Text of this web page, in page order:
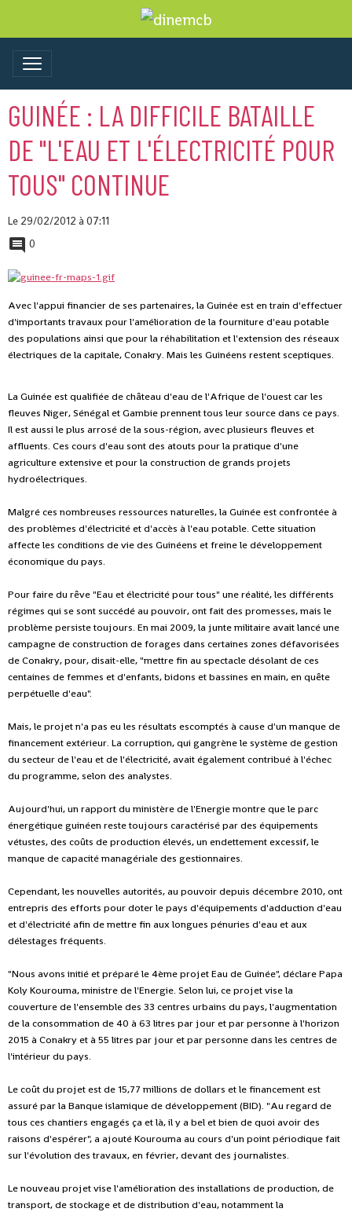
GUINÉE : LA DIFFICILE BATAILLE
DE "L'EAU ET L'ÉLECTRICITÉ POUR
TOUS" CONTINUE
Le 29/02/2012 à 07:11
0
Avec l'appui financier de ses partenaires, la Guinée est en train d'effectuer
d'importants travaux pour l'amélioration de la fourniture d'eau potable
des populations ainsi que pour la réhabilitation et l'extension des réseaux
électriques de la capitale, Conakry. Mais les Guinéens restent sceptiques.
La Guinée est qualifiée de château d'eau de l'Afrique de l'ouest car les
fleuves Niger, Sénégal et Gambie prennent tous leur source dans ce pays.
Il est aussi le plus arrosé de la sous-région, avec plusieurs fleuves et
affluents. Ces cours d'eau sont des atouts pour la pratique d'une
agriculture extensive et pour la construction de grands projets
hydroélectriques.
Malgré ces nombreuses ressources naturelles, la Guinée est confrontée à
des problèmes d'électricité et d'accès à l'eau potable. Cette situation
affecte les conditions de vie des Guinéens et freine le développement
économique du pays.
Pour faire du rêve "Eau et électricité pour tous" une réalité, les différents
régimes qui se sont succédé au pouvoir, ont fait des promesses, mais le
problème persiste toujours. En mai 2009, la junte militaire avait lancé une
campagne de construction de forages dans certaines zones défavorisées
de Conakry, pour, disait-elle, "mettre fin au spectacle désolant de ces
centaines de femmes et d'enfants, bidons et bassines en main, en quête
perpétuelle d'eau".
Mais, le projet n'a pas eu les résultats escomptés à cause d'un manque de
financement extérieur. La corruption, qui gangrène le système de gestion
du secteur de l'eau et de l'électricité, avait également contribué à l'échec
du programme, selon des analystes.
Aujourd'hui, un rapport du ministère de l'Energie montre que le parc
énergétique guinéen reste toujours caractérisé par des équipements
vétustes, des coûts de production élevés, un endettement excessif, le
manque de capacité managériale des gestionnaires.
Cependant, les nouvelles autorités, au pouvoir depuis décembre 2010, ont
entrepris des efforts pour doter le pays d'équipements d'adduction d'eau
et d'électricité afin de mettre fin aux longues pénuries d'eau et aux
délestages fréquents.
"Nous avons initié et préparé le 4ème projet Eau de Guinée", déclare Papa
Koly Kourouma, ministre de l'Energie. Selon lui, ce projet vise la
couverture de l'ensemble des 33 centres urbains du pays, l'augmentation
de la consommation de 40 à 63 litres par jour et par personne à l'horizon
2015 à Conakry et à 55 litres par jour et par personne dans les centres de
l'intérieur du pays.
Le coût du projet est de 15,77 millions de dollars et le financement est
assuré par la Banque islamique de développement (BID). "Au regard de
tous ces chantiers engagés ça et là, il y a bel et bien de quoi avoir des
raisons d'espérer", a ajouté Kourouma au cours d'un point périodique fait
sur l'évolution des travaux, en février, devant des journalistes.
Le nouveau projet vise l'amélioration des installations de production, de
transport, de stockage et de distribution d'eau, notamment la